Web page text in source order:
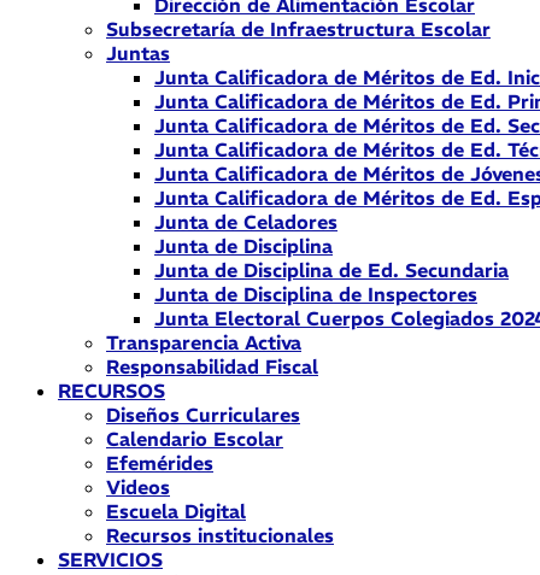
Dirección de Alimentación Escolar
Subsecretaría de Infraestructura Escolar
Juntas
Junta Calificadora de Méritos de Ed.
Junta Calificadora de Méritos de Ed.
Junta Calificadora de Méritos de Ed.
Junta Calificadora de Méritos de Ed.
Junta Calificadora de Méritos de
Junta Calificadora de Méritos de Ed.
Junta de Celadores
Junta de Disciplina
Junta de Disciplina de Ed. Secundaria
Junta de Disciplina de Inspectores
Junta Electoral Cuerpos Colegiados
Transparencia Activa
Responsabilidad Fiscal
RECURSOS
Diseños Curriculares
Calendario Escolar
Efemérides
Videos
Escuela Digital
Recursos institucionales
SERVICIOS